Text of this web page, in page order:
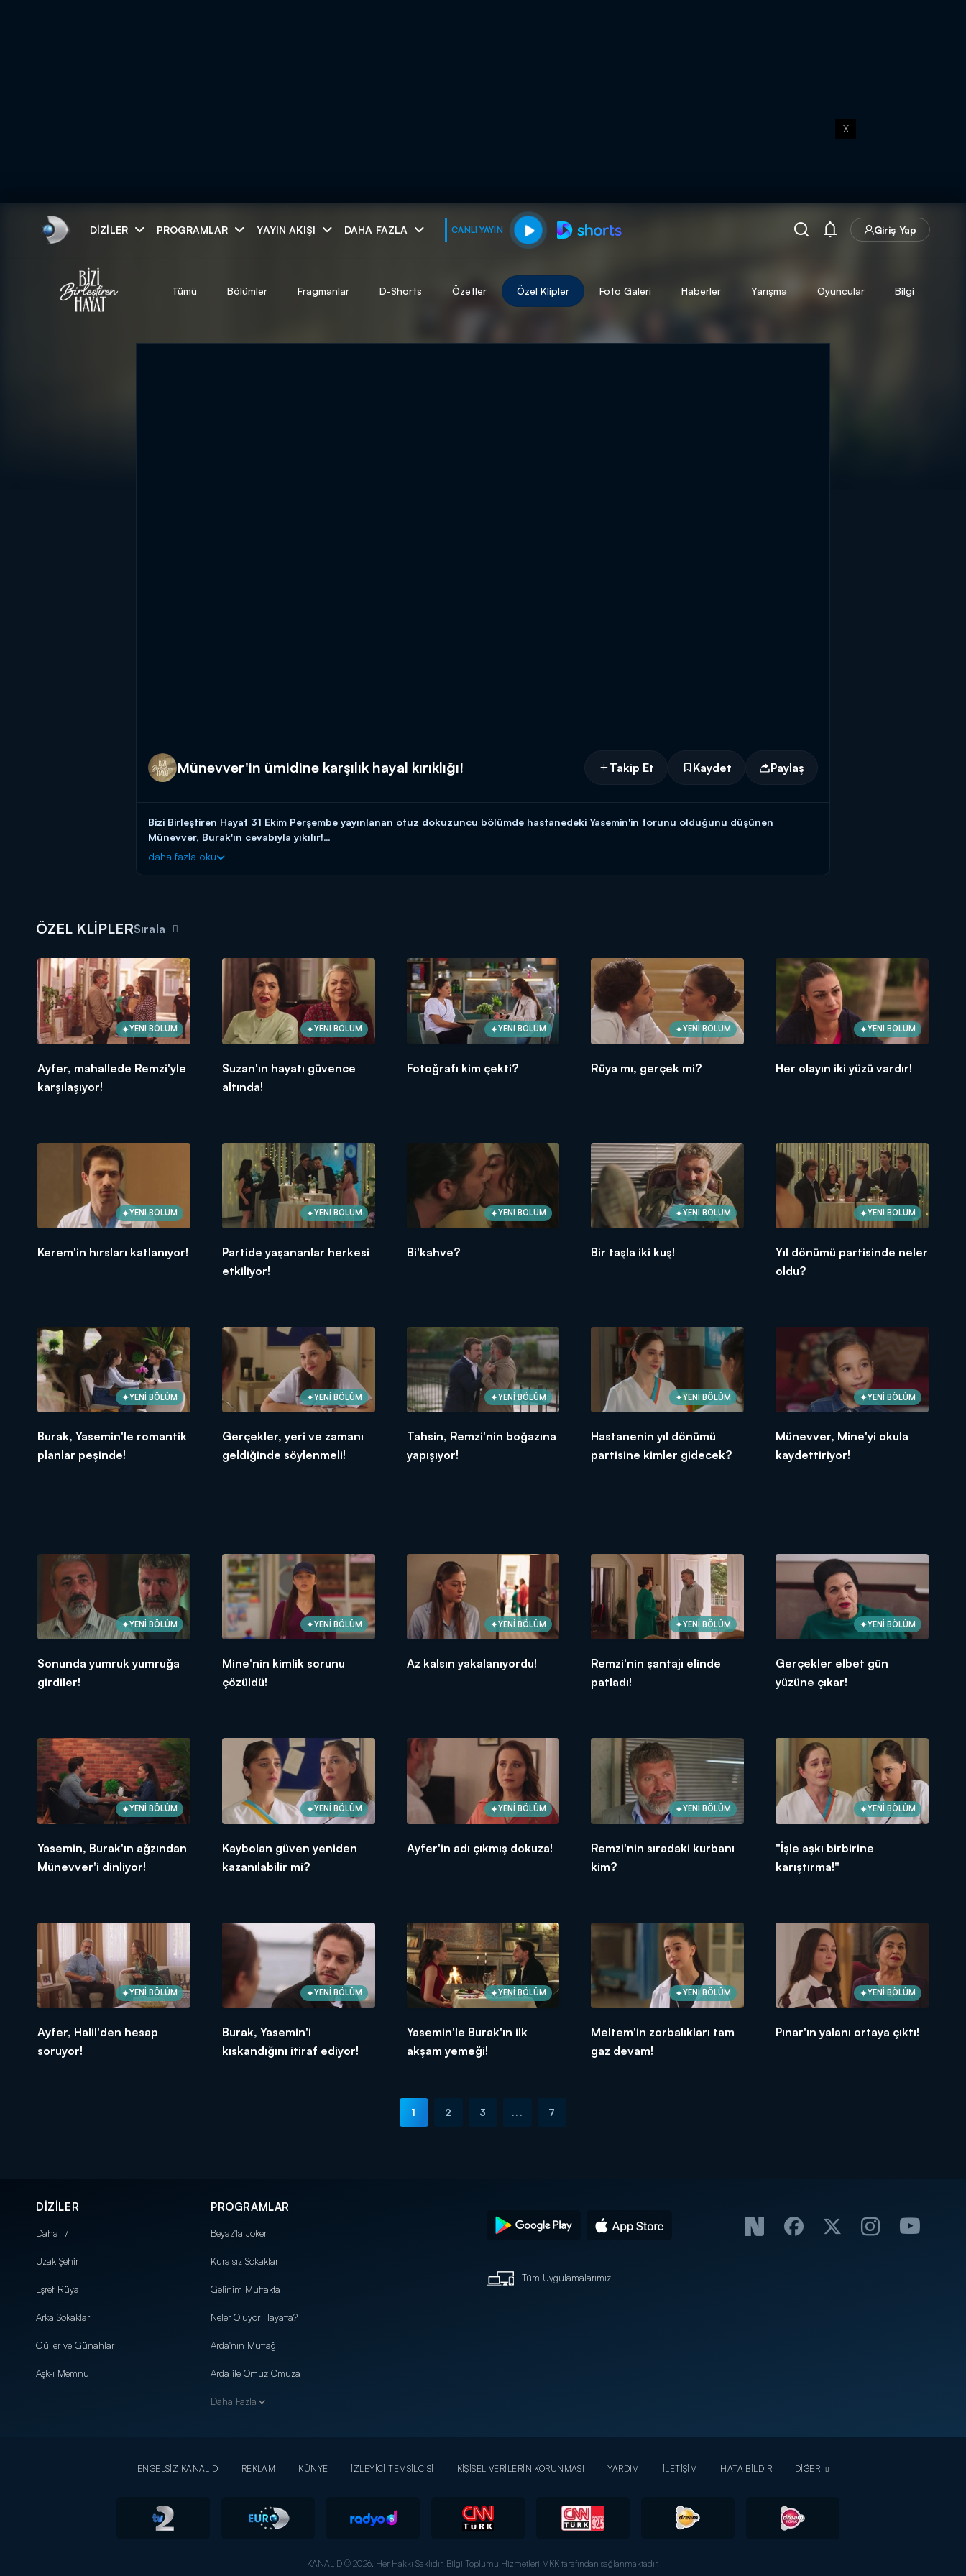
X
DIZILER PROGRAMLAR YAYIN AKIŞI DAHA FAZLA CANLI YAYIN Giriş Yap
muhteşem ikili
Tümü Bölümler Fragmanlar D-Shorts Özetler Özel Klipler Foto Galeri Haberler Yarışma Oyuncular Bilgi
Münevver'in ümidine karşılık hayal kırıklığı! Takip Et Kaydet Paylaş
Bizi Birleştiren Hayat 31 Ekim Perşembe yayınlanan otuz dokuzuncu bölümde hastanedeki Yasemin'in torunu olduğunu düşünen
Münevver, Burak'ın cevabıyla yıkılır!
daha fazla oku
ÖZEL KLİPLERSırala
YENİ BÖLÜM
Ayfer, mahallede Remzi'yle
karşılaşıyor!
YENİ BÖLÜM
Suzan'ın hayatı güvence
altında!
YENİ BÖLÜM
Fotoğrafı kim çekti?
YENİ BÖLÜM
Rüya mı, gerçek mi?
YENİ BÖLÜM
Her olayın iki yüzü vardır!
YENİ BÖLÜM
Kerem'in hırsları katlanıyor!
YENİ BÖLÜM
Partide yaşananlar herkesi
etkiliyor!
YENİ BÖLÜM
Bi'kahve?
YENİ BÖLÜM
Bir taşla iki kuş!
YENİ BÖLÜM
Yıl dönümü partisinde neler
oldu?
YENİ BÖLÜM
Burak, Yasemin'le romantik
planlar peşinde!
YENİ BÖLÜM
Gerçekler, yeri ve zamanı
geldiğinde söylenmeli!
YENİ BÖLÜM
Tahsin, Remzi'nin boğazına
yapışıyor!
YENİ BÖLÜM
Hastanenin yıl dönümü
partisine kimler gidecek?
YENİ BÖLÜM
Münevver, Mine'yi okula
kaydettiriyor!
YENİ BÖLÜM
Sonunda yumruk yumruğa
girdiler!
YENİ BÖLÜM
Mine'nin kimlik sorunu
çözüldü!
YENİ BÖLÜM
Az kalsın yakalanıyordu!
YENİ BÖLÜM
Remzi'nin şantajı elinde
patladı!
YENİ BÖLÜM
Gerçekler elbet gün
yüzüne çıkar!
YENİ BÖLÜM
Yasemin, Burak'ın ağzından
Münevver'i dinliyor!
YENİ BÖLÜM
Kaybolan güven yeniden
kazanılabilir mi?
YENİ BÖLÜM
Ayfer'in adı çıkmış dokuza!
YENİ BÖLÜM
Remzi'nin sıradaki kurbanı
kim?
YENİ BÖLÜM
"İşle aşkı birbirine
karıştırma!"
YENİ BÖLÜM
Ayfer, Halil'den hesap
soruyor!
YENİ BÖLÜM
Burak, Yasemin'i
kıskandığını itiraf ediyor!
YENİ BÖLÜM
Yasemin'le Burak'ın ilk
akşam yemeği!
YENİ BÖLÜM
Meltem'in zorbalıkları tam
gaz devam!
YENİ BÖLÜM
Pınar'ın yalanı ortaya çıktı!
1 2 3 ... 7
DİZİLER
Daha 17
Uzak Şehir
Eşref Rüya
Arka Sokaklar
Güller ve Günahlar
Aşk-ı Memnu
PROGRAMLAR
Beyaz'la Joker
Kuralsız Sokaklar
Gelinim Mutfakta
Neler Oluyor Hayatta?
Arda'nın Mutfağı
Arda ile Omuz Omuza
Daha Fazla
Tüm Uygulamalarımız
ENGELSİZ KANAL D REKLAM KÜNYE İZLEYİCİ TEMSİLCİSİ KİŞİSEL VERİLERİN KORUNMASI YARDIM İLETİŞİM HATA BİLDİR DİĞER
KANAL D © 2026. Her Hakkı Saklıdır. Bilgi Toplumu Hizmetleri MKK tarafından sağlanmaktadır.